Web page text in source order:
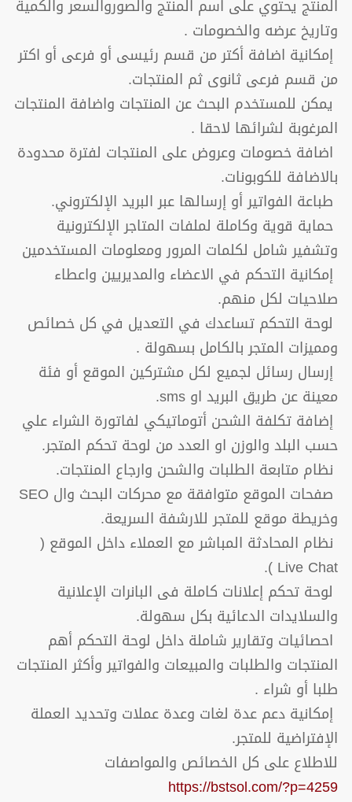
المنتج يحتوي على اسم المنتج والصوروالسعر والكمية
وتاريخ عرضه والخصومات .
إمكانية اضافة أكتر من قسم رئيسى أو فرعى أو اكتر
من قسم فرعى ثانوى ثم المنتجات.
يمكن للمستخدم البحث عن المنتجات واضافة المنتجات
المرغوبة لشرائها لاحقا .
اضافة خصومات وعروض على المنتجات لفترة محدودة
بالاضافة للكوبونات.
طباعة الفواتير أو إرسالها عبر البريد الإلكتروني.
حماية قوية وكاملة لملفات المتاجر الإلكترونية
وتشفير شامل لكلمات المرور ومعلومات المستخدمين
إمكانية التحكم في الاعضاء والمديريين واعطاء
صلاحيات لكل منهم.
لوحة التحكم تساعدك في التعديل في كل خصائص
ومميزات المتجر بالكامل بسهولة .
إرسال رسائل لجميع لكل مشتركين الموقع أو فئة
معينة عن طريق البريد او sms.
إضافة تكلفة الشحن أتوماتيكي لفاتورة الشراء علي
حسب البلد والوزن او العدد من لوحة تحكم المتجر.
نظام متابعة الطلبات والشحن وارجاع المنتجات.
صفحات الموقع متوافقة مع محركات البحث وال SEO
وخريطة موقع للمتجر للارشفة السريعة.
نظام المحادثة المباشر مع العملاء داخل الموقع (
Live Chat ).
لوحة تحكم إعلانات كاملة فى البانرات الإعلانية
والسلايدات الدعائية بكل سهولة.
احصائيات وتقارير شاملة داخل لوحة التحكم أهم
المنتجات والطلبات والمبيعات والفواتير وأكثر المنتجات
طلبا أو شراء .
إمكانية دعم عدة لغات وعدة عملات وتحديد العملة
الإفتراضية للمتجر.
للاطلاع على كل الخصائص والمواصفات
https://bstsol.com/?p=4259